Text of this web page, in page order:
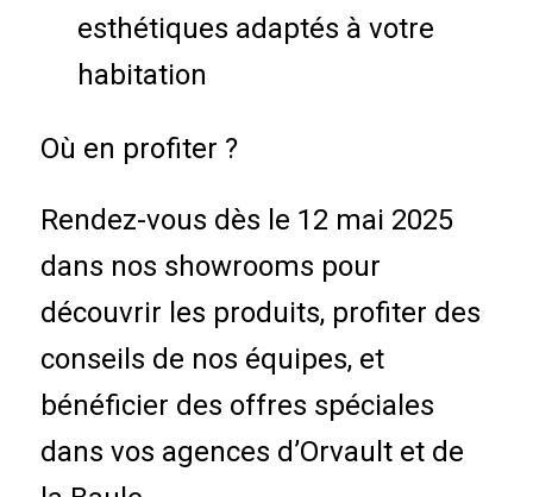
esthétiques adaptés à votre
habitation
Où en profiter ?
Rendez-vous dès le 12 mai 2025
dans nos showrooms pour
découvrir les produits, profiter des
conseils de nos équipes, et
bénéficier des offres spéciales
dans vos agences d’Orvault et de